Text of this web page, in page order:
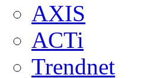
AXIS
ACTi
Trendnet